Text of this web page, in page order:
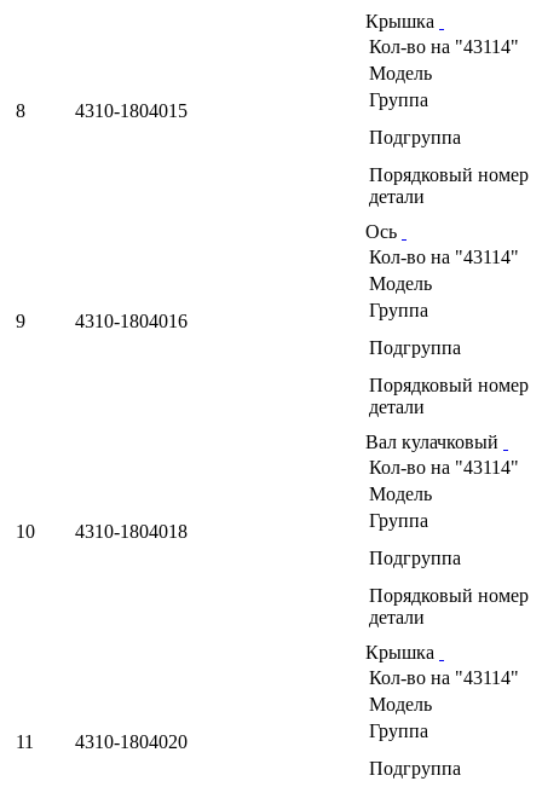
8 4310-1804015
Крышка
Кол-во на "43114"
Модель
Группа
Подгруппа
Порядковый номер
детали
9 4310-1804016
Ось
Кол-во на "43114"
Модель
Группа
Подгруппа
Порядковый номер
детали
10 4310-1804018
Вал кулачковый
Кол-во на "43114"
Модель
Группа
Подгруппа
Порядковый номер
детали
11 4310-1804020
Крышка
Кол-во на "43114"
Модель
Группа
Подгруппа